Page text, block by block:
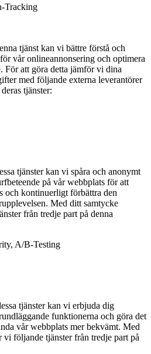
Tracking
tjänst kan vi bättre förstå och
vår onlineannonsering och optimera
För att göra detta jämför vi dina
med följande externa leverantörer
tjänster:
tjänster kan vi spåra och anonymt
på vår webbplats för att
och kontinuerligt förbättra den
Med ditt samtycke
från tredje part på denna
A/B-Testing
tjänster kan vi erbjuda dig
funktionerna och göra det
vår webbplats mer bekvämt. Med
vi följande tjänster från tredje part på